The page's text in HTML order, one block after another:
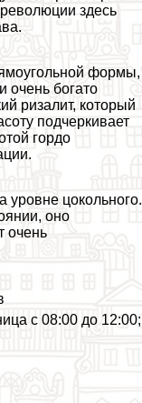
здесь
формы,
очень богато
ризалит, который
подчеркивает
гордо
уровне цокольного.
оно
очень
с 08:00 до 12:00;